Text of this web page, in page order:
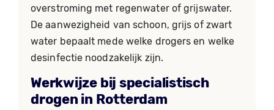
overstroming met regenwater of grijswater.
De aanwezigheid van schoon, grijs of zwart
water bepaalt mede welke drogers en welke
desinfectie noodzakelijk zijn.
Werkwijze bij specialistisch
drogen in Rotterdam